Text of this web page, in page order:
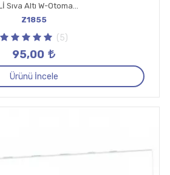
12Lİ Sıva Altı W-Otomat Kutusu
Z1855
(5)
95,00
Ürünü İncele